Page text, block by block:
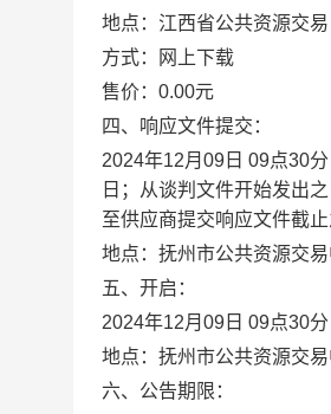
地点：江西省公共资源交易
方式：网上下载
售价：0.00元
四、响应文件提交：
2024年12月09日 09点30
日；从谈判文件开始发出
至供应商提交响应文件截
地点：抚州市公共资源交
五、开启：
2024年12月09日 09点30分
地点：抚州市公共资源交
六、公告期限：